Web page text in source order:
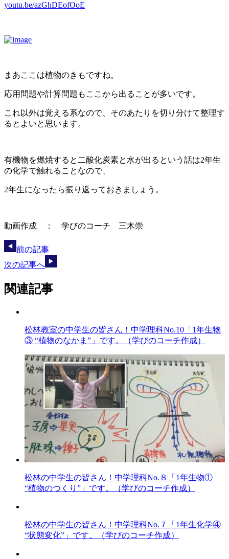
youtu.be/azGhDEofOoE
まあここは植物のきもですね。
応用問題や計算問題もここから出ることが多いです。
これ以外は覚える系なので、そのあたりを切り分けて整理す
るとよいと思います。
有機物を燃焼すると二酸化炭素と水が出るという話は2年生
の化学で触れることなので、
2年生になったら振り返っておきましょう。
動画作成 ： 学びのコーチ 三木崇
前の記事
次の記事へ
関連記事
松林教室の中学生の皆さん！中学理科No.10「1年生物
③ “植物のなかま”」です。（学びのコーチ作成）
松林の中学生の皆さん！中学理科No.８「1年生物①
“植物のつくり”」です。（学びのコーチ作成）
松林の中学生の皆さん！中学理科No.７「1年生化学④
“状態変化”」です。（学びのコーチ作成）